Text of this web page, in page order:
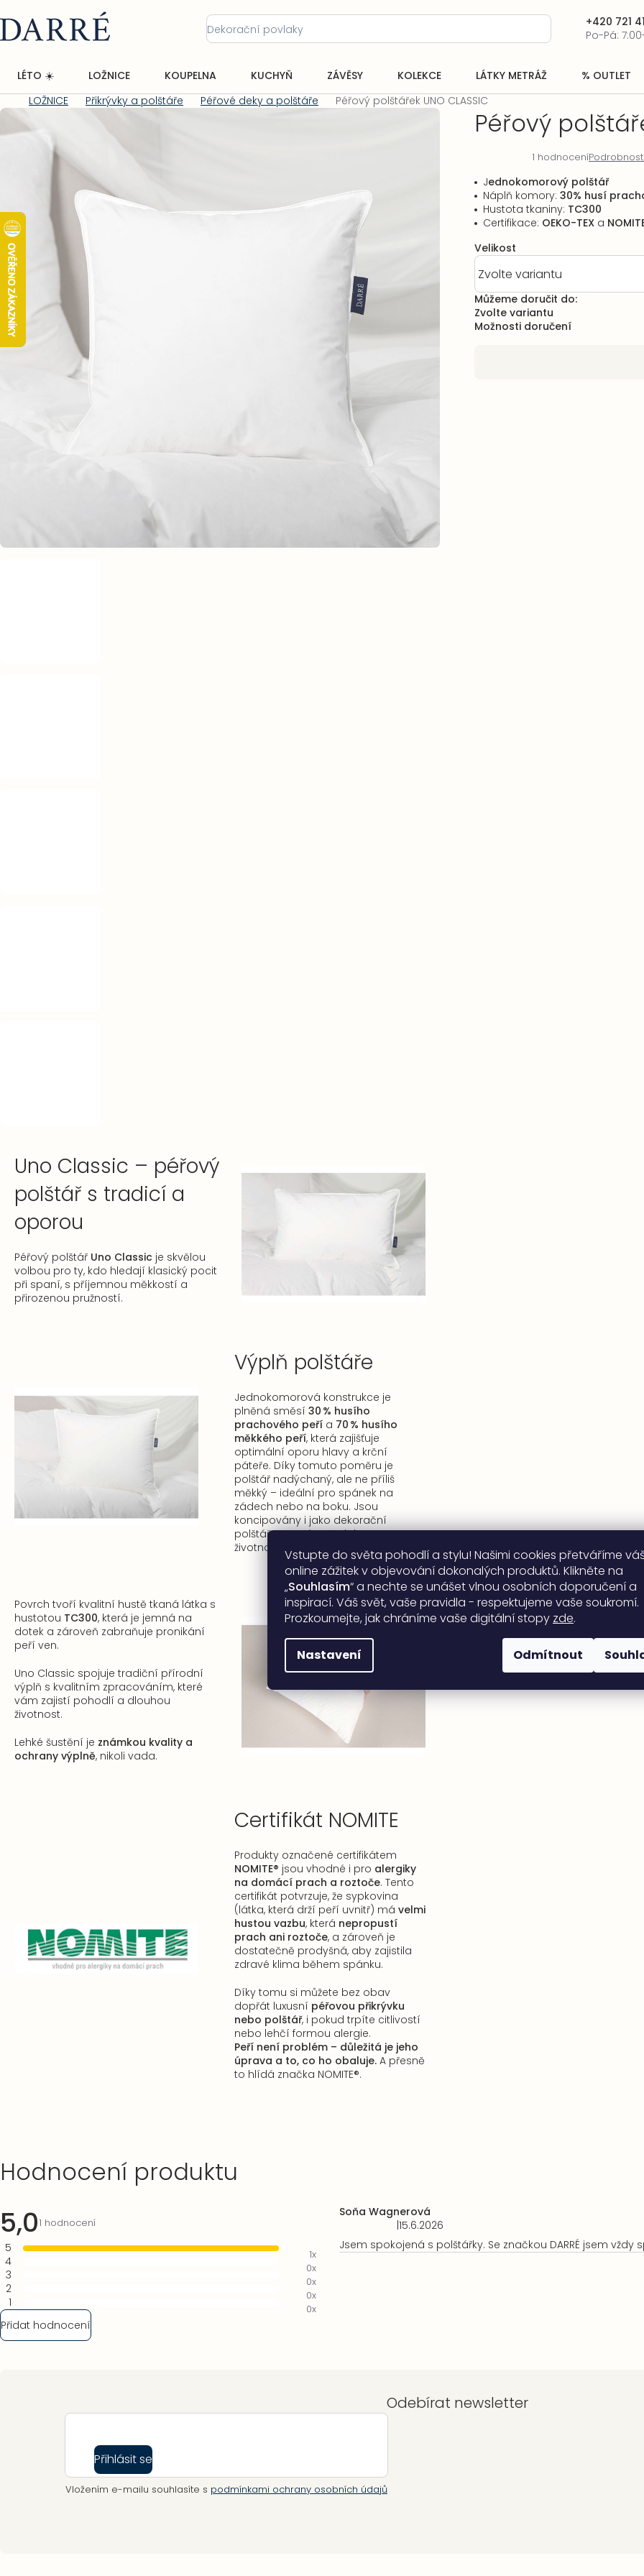
Vstupte do světa pohodlí a stylu! Našimi cookies přetváříme
online zážitek v objevování dokonalých produktů. Klikněte na
„Souhlasím“ a nechte se unášet vlnou osobních doporučení a
inspirací. Váš svět, vaše pravidla - respektujeme vaše soukromí.
Prozkoumejte, jak chráníme vaše digitální stopy zde.
Nastavení Odmítnout
na
obsah
+420 721
Po-Pá:
LÉTO ☀️ LOŽNICE KOUPELNA KUCHYŇ ZÁVĚSY KOLEKCE LÁTKY METRÁŽ % OUTLET
Domů
LOŽNICE Přikrývky a polštáře Péřové deky a polštáře Péřový polštářek UNO CLASSIC
Uno Classic – péřový
polštář s tradicí a
oporou
Péřový polštář Uno Classic je skvělou
volbou pro ty, kdo hledají klasický pocit
při spaní, s příjemnou měkkostí a
přirozenou pružností.
Výplň polštáře
Jednokomorová konstrukce je
plněná směsí 30 % husího
prachového peří a 70 % husího
měkkého peří, která zajišťuje
optimální oporu hlavy a krční
páteře. Díky tomuto poměru je
polštář nadýchaný, ale ne příliš
měkký – ideální pro spánek na
zádech nebo na boku. Jsou
koncipovány i jako dekorační
polštáře s extrémně dobrou
životností a stálostí v objemu.
Povrch tvoří kvalitní hustě tkaná látka s
hustotou TC300, která je jemná na
dotek a zároveň zabraňuje pronikání
peří ven.
Uno Classic spojuje tradiční přírodní
výplň s kvalitním zpracováním, které
vám zajistí pohodlí a dlouhou
životnost.
Lehké šustění je známkou kvality a
ochrany výplně, nikoli vada.
Certifikát NOMITE
Produkty označené certifikátem
NOMITE® jsou vhodné i pro alergiky
na domácí prach a roztoče. Tento
certifikát potvrzuje, že sypkovina
(látka, která drží peří uvnitř) má velmi
hustou vazbu, která nepropustí
prach ani roztoče, a zároveň je
dostatečně prodyšná, aby zajistila
zdravé klima během spánku.
Díky tomu si můžete bez obav
dopřát luxusní péřovou přikrývku
nebo polštář, i pokud trpíte citlivostí
nebo lehčí formou alergie.
Peří není problém – důležitá je jeho
úprava a to, co ho obaluje. A přesně
to hlídá značka NOMITE®.
Péřový
hodnocení
produktu
5,0
5
hvězdiček.
1 hodnocení
Velikost
Můžeme doručit do:
Zvolte variantu
Možnosti doručení
Jednokomorový polštář
Náplň komory: 30% husí
Hustota tkaniny: TC300
Certifikace: OEKO-TEX a
Hodnocení produktu
5,0Průměrné
produktu
hvězdiček.
1 hodnocení
5 1x
4 0x
3 0x
2 0x
1 0x
Přidat hodnocení
Výpis
Soňa Wagnerová
produktu
15.6.2026
Jsem spokojená s polštářky. Se značkou DARRÉ jsem vždy
Odebírat newsletter
Přihlásit se
Vložením e-mailu souhlasíte s podmínkami ochrany osobních údajů